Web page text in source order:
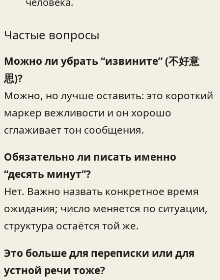
Частые вопросы
Можно ли убрать “извините” (不好意
思)?
Можно, но лучше оставить: это короткий
маркер вежливости и он хорошо
сглаживает тон сообщения.
Обязательно ли писать именно
“десять минут”?
Нет. Важно назвать конкретное время
ожидания; число меняется по ситуации,
структура остаётся той же.
Это больше для переписки или для
устной речи тоже?